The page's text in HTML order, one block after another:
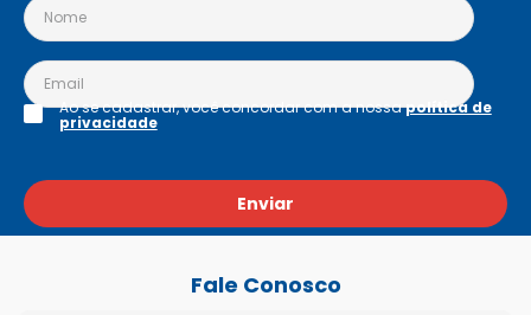
Enviar
Ao se cadastrar, você concordar com a nossapolítica de
privacidade
Fale Conosco